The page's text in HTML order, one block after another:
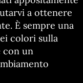
a ottenere
È sempre una
colori sulla
con un